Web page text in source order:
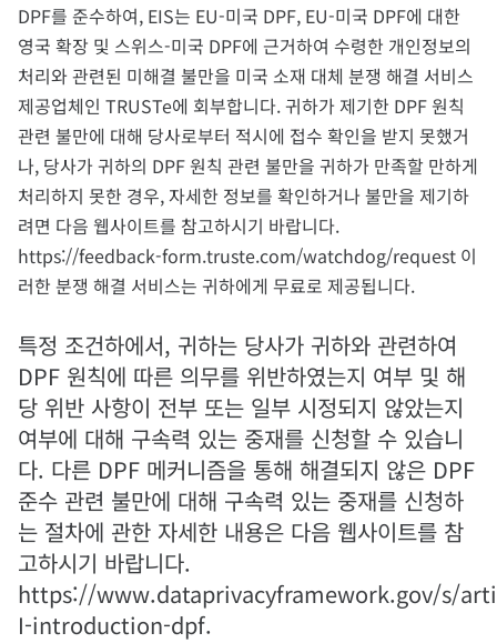
DPF를 준수하여, EIS는 EU-미국 DPF, EU-미국 DPF에 대한
영국 확장 및 스위스-미국 DPF에 근거하여 수령한 개인정보의
처리와 관련된 미해결 불만을 미국 소재 대체 분쟁 해결 서비스
제공업체인 TRUSTe에 회부합니다. 귀하가 제기한 DPF 원칙
관련 불만에 대해 당사로부터 적시에 접수 확인을 받지 못했거
나, 당사가 귀하의 DPF 원칙 관련 불만을 귀하가 만족할 만하게
처리하지 못한 경우, 자세한 정보를 확인하거나 불만을 제기하
려면 다음 웹사이트를 참고하시기 바랍니다.
https://feedback-form.truste.com/watchdog/request 이
러한 분쟁 해결 서비스는 귀하에게 무료로 제공됩니다.
특정 조건하에서, 귀하는 당사가 귀하와 관련하여
DPF 원칙에 따른 의무를 위반하였는지 여부 및 해
당 위반 사항이 전부 또는 일부 시정되지 않았는지
여부에 대해 구속력 있는 중재를 신청할 수 있습니
다. 다른 DPF 메커니즘을 통해 해결되지 않은 DPF
준수 관련 불만에 대해 구속력 있는 중재를 신청하
는 절차에 관한 자세한 내용은 다음 웹사이트를 참
고하시기 바랍니다.
https://www.dataprivacyframework.gov/s/
I-introduction-dpf.